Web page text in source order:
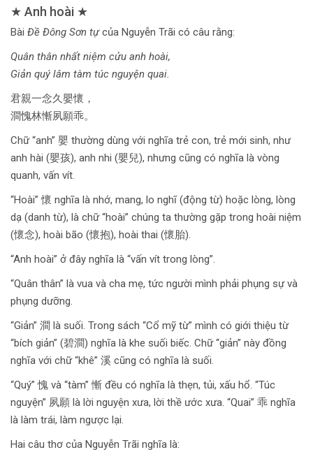
★ Anh hoài ★
Bài Đề Đông Sơn tựcủa Nguyễn Trãi có câu rằng:
Quân thân nhất niệm cửu anh hoài,
Giản quý lâm tàm túc nguyện quai.
君親一念久嬰懷，
澗愧林慚夙願乖。
Chữ “anh” 嬰 thường dùng với nghĩa trẻ con, trẻ mới sinh, như
anh hài (嬰孩), anh nhi (嬰兒), nhưng cũng có nghĩa là vòng
quanh, vấn vít.
“Hoài” 懷 nghĩa là nhớ, mang, lo nghĩ (động từ) hoặc lòng, lòng
dạ (danh từ), là chữ “hoài” chúng ta thường gặp trong hoài niệm
(懷念), hoài bão (懷抱), hoài thai (懷胎).
“Anh hoài” ở đây nghĩa là “vấn vít trong lòng”.
“Quân thân” là vua và cha mẹ, tức người mình phải phụng sự và
phụng dưỡng.
“Giản” 澗 là suối. Trong sách “Cổ mỹ từ” mình có giới thiệu từ
“bích giản” (碧澗) nghĩa là khe suối biếc. Chữ “giản” này đồng
nghĩa với chữ “khê” 溪 cũng có nghĩa là suối.
“Quý” 愧 và “tàm” 慚 đều có nghĩa là thẹn, tủi, xấu hổ. “Túc
nguyện” 夙願 là lời nguyện xưa, lời thề ước xưa. “Quai” 乖 nghĩa
là làm trái, làm ngược lại.
Hai câu thơ của Nguyễn Trãi nghĩa là: